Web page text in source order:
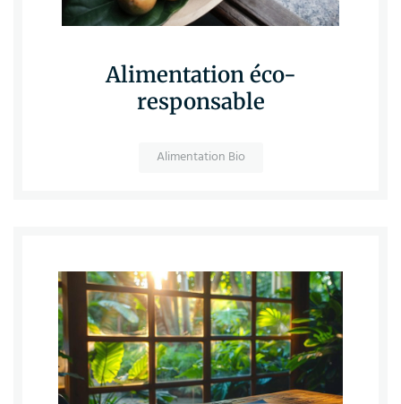
Alimentation éco-
responsable
Alimentation Bio